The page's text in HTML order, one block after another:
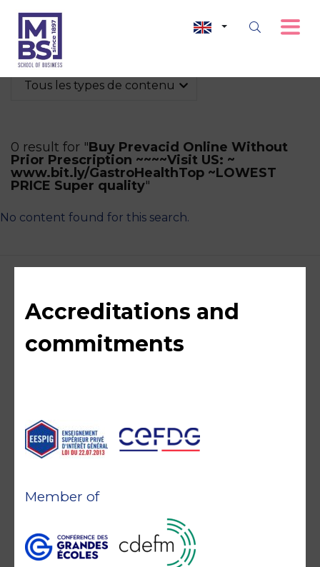
Tous les types de contenu
0 result for "Buy Prevacid Online Without
Prior Prescription ~~~~Visit US: ~
www.bit.ly/GastroHealthTop ~LOWEST
PRICE Super quality"
No content found for this search.
Accreditations and
commitments
Member of